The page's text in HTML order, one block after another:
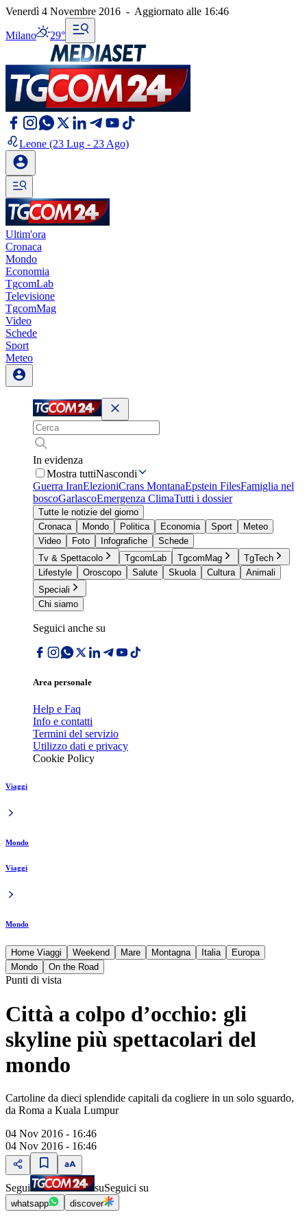
Venerdì 4 Novembre 2016 - Aggiornato alle 16:46
Milano 29°
Leone (23 Lug - 23 Ago)
Ultim'ora
Cronaca
Mondo
Economia
TgcomLab
Televisione
TgcomMag
Video
Schede
Sport
Meteo
In evidenza
Mostra tuttiNascondi
Guerra IranElezioniCrans MontanaEpstein FilesFamiglia nel
boscoGarlascoEmergenza ClimaTutti i dossier
Tutte le notizie del giorno
Cronaca
Mondo Politica Economia Sport
Meteo
Video
Foto Infografiche
Schede
Tv & Spettacolo
TgcomLab TgcomMag
TgTech
Lifestyle
Oroscopo Salute Skuola Cultura
Animali
Speciali
Chi siamo
Seguici anche su
Area personale
Help e Faq
Info e contatti
Termini del servizio
Utilizzo dati e privacy
Cookie Policy
Viaggi
Mondo
Viaggi
Mondo
Home Viaggi Weekend Mare Montagna Italia
Europa
Mondo
On the Road
Punti di vista
Città a colpo d’occhio: gli
skyline più spettacolari del
mondo
Cartoline da dieci splendide capitali da cogliere in un solo sguardo,
da Roma a Kuala Lumpur
04 Nov 2016 - 16:46
04 Nov 2016 - 16:46
Segui suSeguici su
whatsapp discover